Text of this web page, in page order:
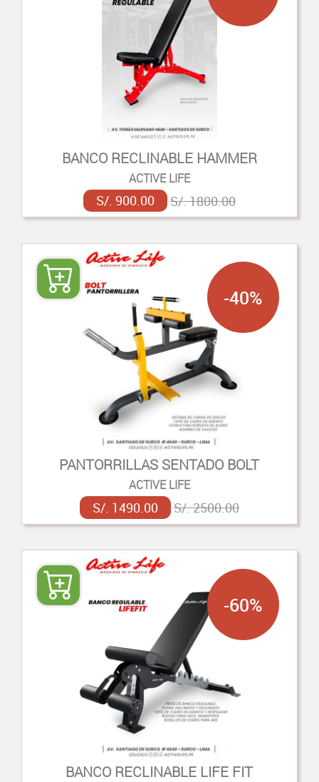
BANCO RECLINABLE HAMMER
ACTIVE LIFE
S/. 900.00 S/. 1800.00
PANTORRILLAS SENTADO BOLT
ACTIVE LIFE
S/. 1490.00 S/. 2500.00
-40%
BANCO RECLINABLE LIFE FIT
-60%